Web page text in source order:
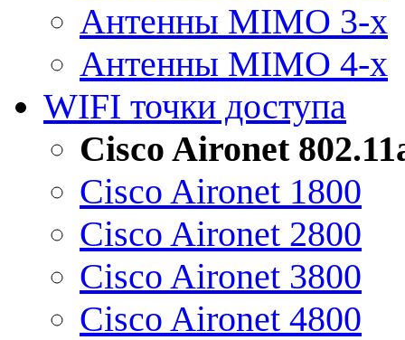
Антенны MIMO 3-x
Антенны MIMO 4-x
WIFI точки доступа
Cisco Aironet
Cisco Aironet 1800
Cisco Aironet 2800
Cisco Aironet 3800
Cisco Aironet 4800